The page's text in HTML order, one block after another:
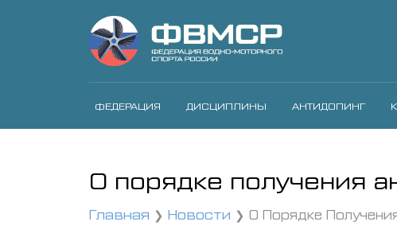
ФЕДЕРАЦИЯ ДИСЦИПЛИНЫ АНТИДОПИНГ
О порядке получения
Главная Новости О Порядке